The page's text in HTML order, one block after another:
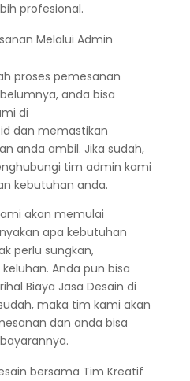
profesional.
Melalui Admin
proses pemesanan
anda bisa
di
dan memastikan
anda ambil. Jika sudah,
tim admin kami
kebutuhan anda.
akan memulai
apa kebutuhan
perlu sungkan,
Anda pun bisa
Biaya Jasa Desain di
maka tim kami akan
dan anda bisa
bersama Tim Kreatif